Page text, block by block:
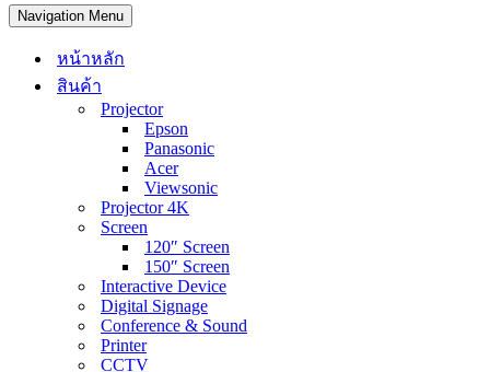
Navigation Menu
หน้าหลัก
สินค้า
Projector
Epson
Panasonic
Acer
Viewsonic
Projector 4K
Screen
120″ Screen
150″ Screen
Interactive Device
Digital Signage
Conference & Sound
Printer
CCTV